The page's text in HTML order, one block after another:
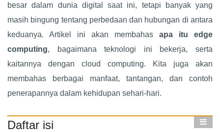
besar dalam dunia digital saat ini, tetapi banyak yang
masih bingung tentang perbedaan dan hubungan di antara
keduanya. Artikel ini akan membahas apa itu edge
computing, bagaimana teknologi ini bekerja, serta
kaitannya dengan cloud computing. Kita juga akan
membahas berbagai manfaat, tantangan, dan contoh
penerapannya dalam kehidupan sehari-hari.
Daftar isi